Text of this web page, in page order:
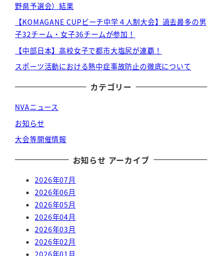
野県予選会）結果
【KOMAGANE CUPビーチ中学４人制大会】過去最多の男
子32チーム・女子36チームが参加！
【中部日本】高校女子で都市大塩尻が連覇！
スポーツ活動における熱中症事故防止の徹底について
カテゴリー
NVAニュース
お知らせ
大会等開催情報
お知らせ アーカイブ
2026年07月
2026年06月
2026年05月
2026年04月
2026年03月
2026年02月